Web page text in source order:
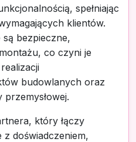
spełniając
klientów.
bezpieczne,
co czyni je
budowlanych oraz
który łączy
doświadczeniem,